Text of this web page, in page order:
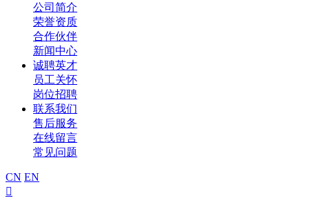
公司简介
荣誉资质
合作伙伴
新闻中心
诚聘英才
员工关怀
岗位招聘
联系我们
售后服务
在线留言
常见问题
CN EN
